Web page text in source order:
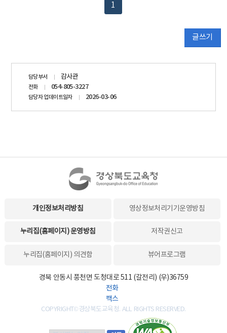
1
글쓰기
담당부서 감사관
전화 054-805-3227
담당자 업데이트일자 2026-03-06
개인정보처리방침 영상정보처리기기운영방침
누리집(홈페이지) 운영방침 저작권신고
누리집(홈페이지) 의견함 뷰어프로그램
경북 안동시 풍천면 도청대로 511 (갈전리) (우)36759
전화
팩스
COPYRIGHT©경상북도교육청. ALL RIGHTS RESERVED.